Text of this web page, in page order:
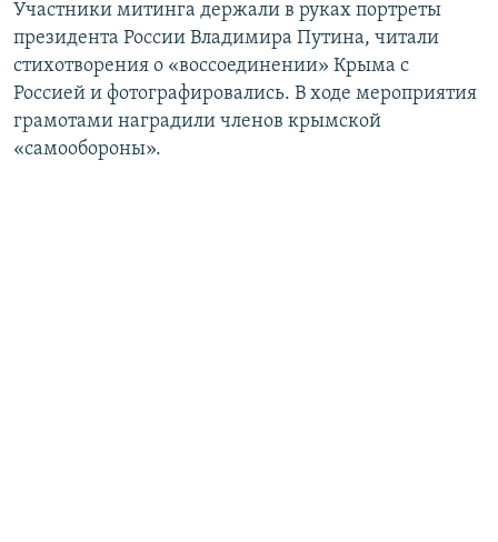
Участники митинга держали в руках портреты
президента России Владимира Путина, читали
стихотворения о «воссоединении» Крыма с
Россией и фотографировались. В ходе мероприятия
грамотами наградили членов крымской
«самообороны».